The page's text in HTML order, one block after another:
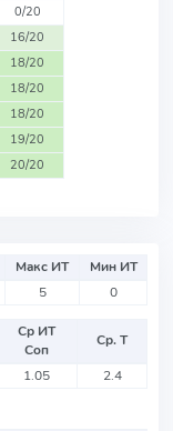
0/20
16/20
18/20
18/20
18/20
19/20
20/20
Макс ИТ
Мин ИТ
5 0
Ср ИТ
Соп
Ср. Т
1.05 2.4